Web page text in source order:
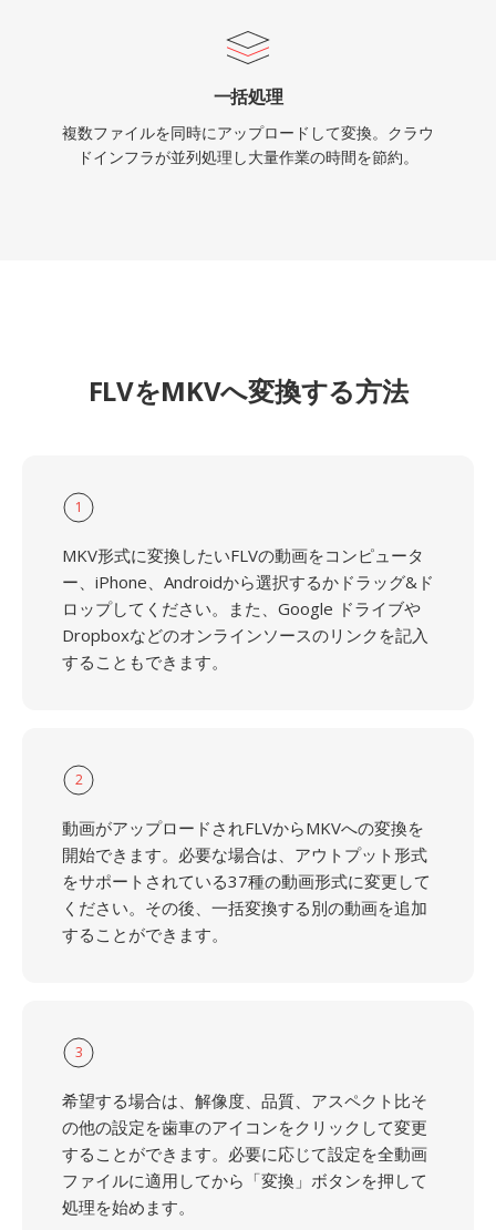
一括処理
複数ファイルを同時にアップロードして変換。クラウ
ドインフラが並列処理し大量作業の時間を節約。
FLVをMKVへ変換する方法
1
MKV形式に変換したいFLVの動画をコンピュータ
ー、iPhone、Androidから選択するかドラッグ&ド
ロップしてください。また、Google ドライブや
Dropboxなどのオンラインソースのリンクを記入
することもできます。
2
動画がアップロードされFLVからMKVへの変換を
開始できます。必要な場合は、アウトプット形式
をサポートされている37種の動画形式に変更して
ください。その後、一括変換する別の動画を追加
することができます。
3
希望する場合は、解像度、品質、アスペクト比そ
の他の設定を歯車のアイコンをクリックして変更
することができます。必要に応じて設定を全動画
ファイルに適用してから「変換」ボタンを押して
処理を始めます。